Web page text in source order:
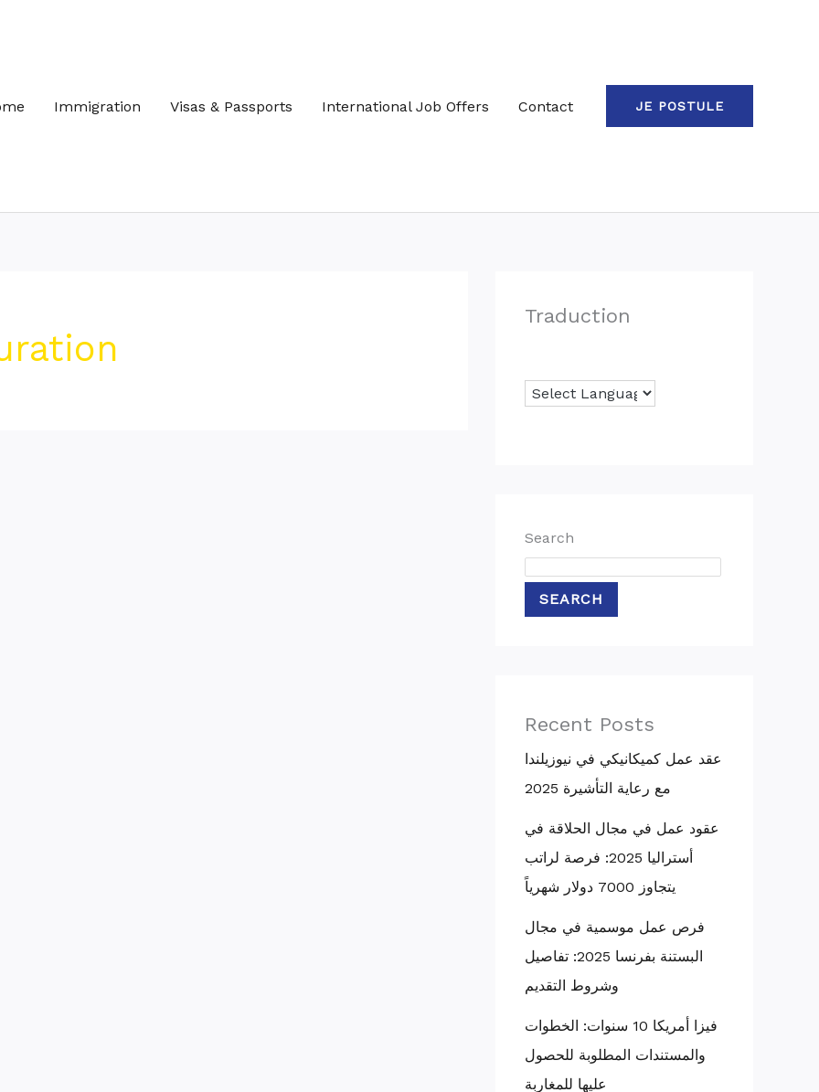
Immigration Visas & Passports International Job Offers Contact JE POSTULE
Traduction
Search
SEARCH
Recent Posts
عقد عمل كميكانيكي في نيوزيلندا
مع رعاية التأشيرة 2025
عقود عمل في مجال الحلاقة في
أستراليا 2025: فرصة لراتب
يتجاوز 7000 دولار شهرياً
فرص عمل موسمية في مجال
البستنة بفرنسا 2025: تفاصيل
وشروط التقديم
فيزا أمريكا 10 سنوات: الخطوات
والمستندات المطلوبة للحصول
عليها للمغاربة